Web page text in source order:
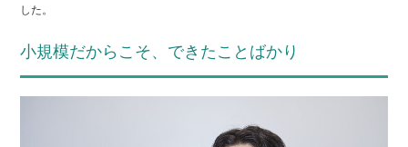
した。
小規模だからこそ、できたことばかり